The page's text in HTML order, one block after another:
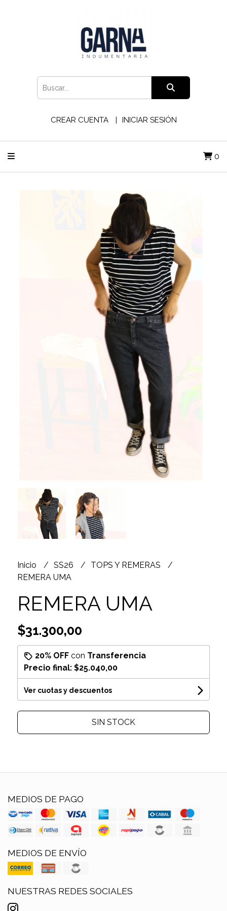
CREAR CUENTA INICIAR SESIÓN
0
Inicio SS26
TOPS Y REMERAS
REMERA UMA
REMERA UMA
$31.300,00
20% OFFcon Transferencia
Precio final: $25.040,00
Ver cuotas y descuentos
SIN STOCK
MEDIOS DE PAGO
MEDIOS DE ENVÍO
NUESTRAS REDES SOCIALES